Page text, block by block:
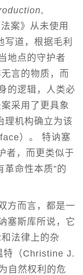
,
案》从未使用
写道，根据毛利
地点的守护者
言的物质，而
的逻辑，人类必
采用了更具象
理机构确立为该
）。 特讷塞
者，而更类似于
命性本质”的
方而言，都是一
塞斯库所说，它
法律上的杂
特（Christine J.
自然权利的危